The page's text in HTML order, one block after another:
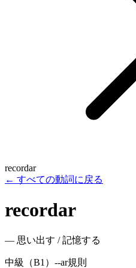
recordar
← すべての動詞に戻る
recordar
— 思い出す / 記憶する
中級（B1） --ar規則